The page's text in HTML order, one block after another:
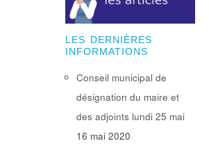
LES DERNIÈRES
INFORMATIONS
Conseil municipal de
désignation du maire et
des adjoints lundi 25 mai
16 mai 2020